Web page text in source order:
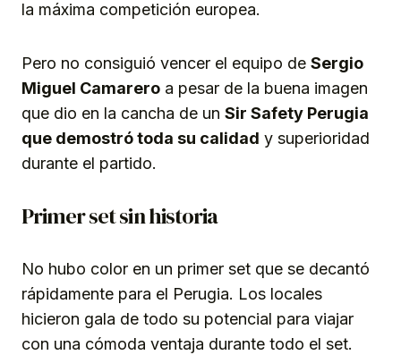
la máxima competición europea.
Pero no consiguió vencer el equipo de Sergio
Miguel Camarero a pesar de la buena imagen
que dio en la cancha de un Sir Safety Perugia
que demostró toda su calidad y superioridad
durante el partido.
Primer set sin historia
No hubo color en un primer set que se decantó
rápidamente para el Perugia. Los locales
hicieron gala de todo su potencial para viajar
con una cómoda ventaja durante todo el set.